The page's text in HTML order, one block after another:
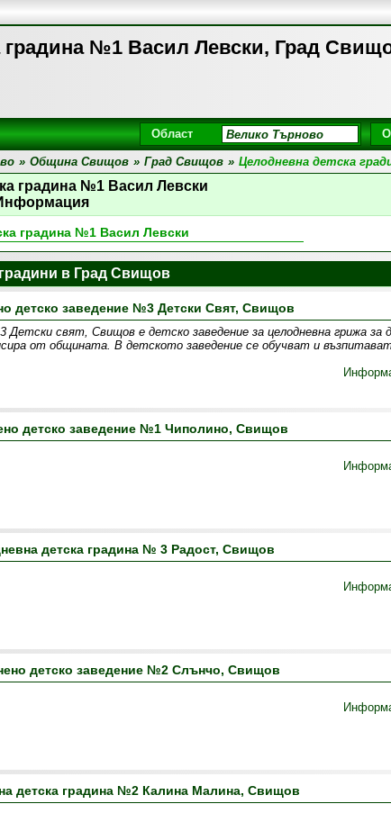
градина №1 Васил Левски, Град
Област
» Община Свищов » Град Свищов » Целодневна детска
градина №1 Васил Левски
градина №1 Васил Левски
в Град Свищов
детско заведение №3 Детски Свят, Свищов
Детски свят, Свищов е детско заведение за целодневна грижа за
от общината. В детското заведение се обучват и
детско заведение №1 Чиполино, Свищов
детска градина № 3 Радост, Свищов
детско заведение №2 Слънчо, Свищов
детска градина №2 Калина Малина, Свищов